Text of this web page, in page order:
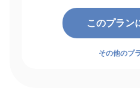
このプラン
その他のプ